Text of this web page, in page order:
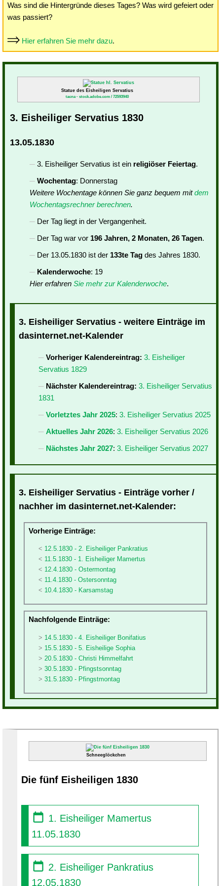
Was sind die Hintergründe dieses Tages? Was wird gefeiert oder
was passiert?
Hier erfahren Sie mehr dazu.
Statue des Eisheiligen Servatius
tacna - stock.adobe.com / 72593940
3. Eisheiliger Servatius 1830
13.05.1830
3. Eisheiliger Servatius ist ein religiöser Feiertag.
Wochentag: Donnerstag
Weitere Wochentage können Sie ganz bequem mitdem
Wochentagsrechner berechnen.
Der Tag liegt in der Vergangenheit.
Der Tag war vor 196 Jahren, 2 Monaten, 26 Tagen.
Der 13.05.1830 ist der 133te Tag des Jahres 1830.
Kalenderwoche: 19
Hier erfahren Sie mehr zur Kalenderwoche.
3. Eisheiliger Servatius - weitere Einträge im
dasinternet.net-Kalender
Vorheriger Kalendereintrag: 3. Eisheiliger
Servatius 1829
Nächster Kalendereintrag: 3. Eisheiliger Servatius
1831
Vorletztes Jahr 2025: 3. Eisheiliger Servatius 2025
Aktuelles Jahr 2026: 3. Eisheiliger Servatius 2026
Nächstes Jahr 2027: 3. Eisheiliger Servatius 2027
3. Eisheiliger Servatius - Einträge vorher /
nachher im dasinternet.net-Kalender:
Vorherige Einträge:
12.5.1830 - 2. Eisheiliger Pankratius
11.5.1830 - 1. Eisheiliger Mamertus
12.4.1830 - Ostermontag
11.4.1830 - Ostersonntag
10.4.1830 - Karsamstag
Nachfolgende Einträge:
14.5.1830 - 4. Eisheiliger Bonifatius
15.5.1830 - 5. Eisheilige Sophia
20.5.1830 - Christi Himmelfahrt
30.5.1830 - Pfingstsonntag
31.5.1830 - Pfingstmontag
Schneeglöckchen
Die fünf Eisheiligen 1830
1. Eisheiliger Mamertus
11.05.1830
2. Eisheiliger Pankratius
12.05.1830